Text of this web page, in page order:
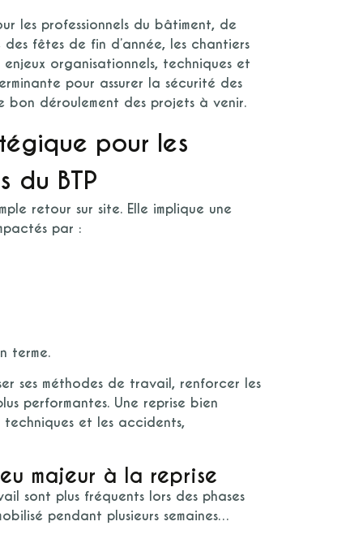
les professionnels du bâtiment, de
fêtes de fin d’année, les chantiers
organisationnels, techniques et
pour assurer la sécurité des
déroulement des projets à venir.
pour les
du BTP
retour sur site. Elle implique une
par :
terme.
ses méthodes de travail, renforcer les
performantes. Une reprise bien
et les accidents,
majeur à la reprise
sont plus fréquents lors des phases
pendant plusieurs semaines…